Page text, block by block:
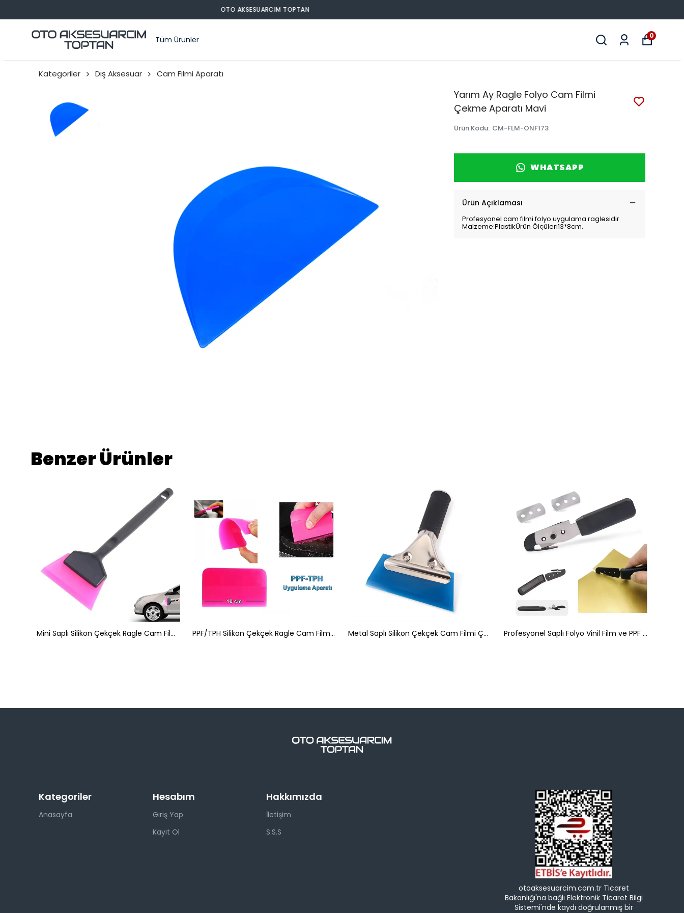
OTO AKSESUARCIM TOPTAN
Tüm Ürünler 0
Kategoriler Dış Aksesuar Cam Filmi Aparatı
Yarım Ay Ragle Folyo Cam Filmi
Çekme Aparatı Mavi
Ürün Kodu: CM-FLM-ONF173
WHATSAPP
Ürün Açıklaması
Profesyonel cam filmi folyo uygulama raglesidir.
Malzeme:PlastikÜrün Ölçüleri13*8cm.
Benzer Ürünler
Mini Saplı Silikon Çekçek Ragle Cam Filmi Çekme Uygulama Aparatı 6x16cm Siyah Pembe PPF/TPH Silikon Çekçek Ragle Cam Filmi Çekme Uygulama Aparatı Pembe 10x7.5cm Metal Saplı Silikon Çekçek Cam Filmi Çekme Uygulama Apartı Profesyonel Saplı Folyo Vinil Film ve PPF Araç Kaplama Kesme Kesim Bıçağı
Kategoriler
Anasayfa
Hesabım
Giriş Yap
Kayıt Ol
Hakkımızda
İletişim
S.S.S
otoaksesuarcim.com.tr Ticaret
Bakanlığı'na bağlı Elektronik Ticaret Bilgi
Sistemi'nde kaydı doğrulanmış bir